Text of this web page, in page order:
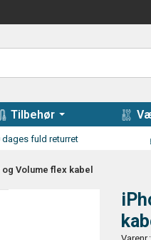
Tilbehør
dages fuld returret
Volume flex kabel